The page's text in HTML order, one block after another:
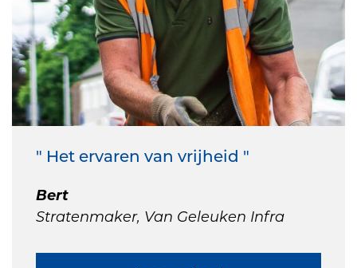
" Het ervaren van vrijheid "
Bert
Stratenmaker, Van Geleuken Infra